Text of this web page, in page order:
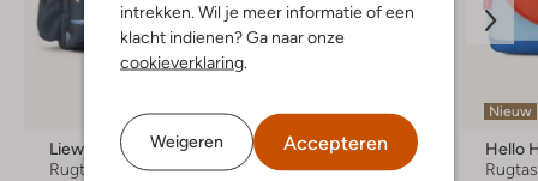
intrekken. Wil je meer informatie of een
klacht indienen? Ga naar onze
cookieverklaring
Weigeren Accepteren
Liewood
Rugtas
Liewood
Rugtas
Nieuw
Hello
Rugtas